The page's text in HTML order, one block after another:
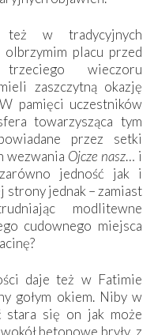
też w tradycyjnych
placu przed
wieczoru
zaszczytną okazję
pamięci uczestników
towarzysząca tym
przez setki
wezwania Ojcze nasz… i
jedność jak i
strony jednak – zamiast
modlitewne
cudownego miejsca
daje też w Fatimie
gołym okiem. Niby w
się on jak może
betonowe bryły, z